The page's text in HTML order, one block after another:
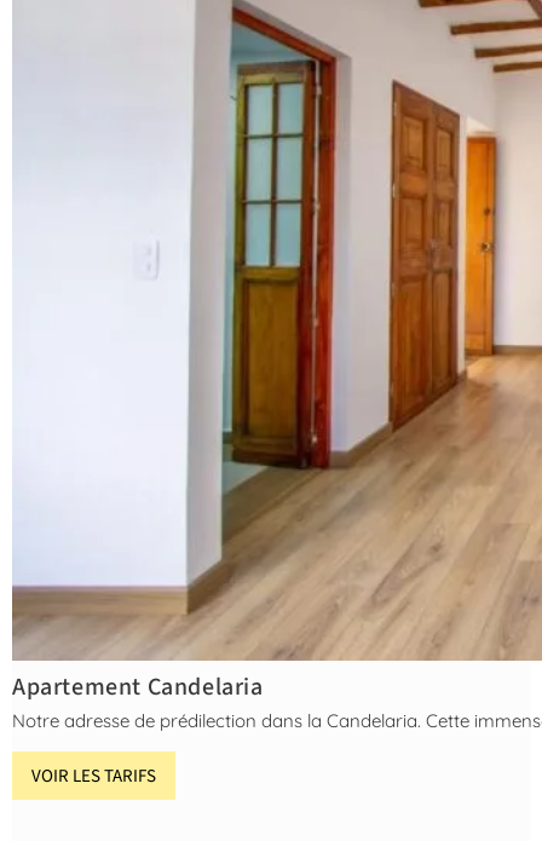
Apartement Candelaria
Notre adresse de prédilection dans la Candelaria. Cette
VOIR LES TARIFS